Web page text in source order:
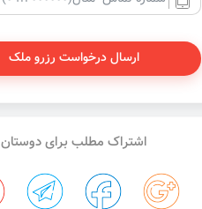
ارسال درخواست رزرو ملک
اشتراک مطلب برای دوستان